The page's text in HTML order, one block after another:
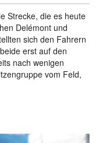
Strecke, die es heute
Delémont und
sich den Fahrern
erst auf den
nach wenigen
vom Feld,